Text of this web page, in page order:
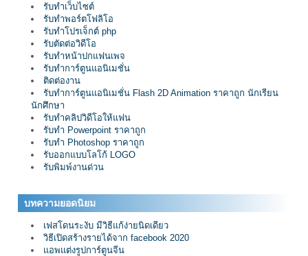
รับทำเว็บไซต์
รับทำพอร์ตโฟลิโอ
รับทำโปรเจ็กต์ php
รับตัดต่อวิดีโอ
รับทำหน้าปกแฟนเพจ
รับทำการ์ตูนแอนิเมชั่น
ติดต่องาน
รับทำการ์ตูนแอนิเมชั่น Flash 2D Animation ราคาถูก นักเรียน
นักศึกษา
รับทำคลิปวิดีโอให้แฟน
รับทำ Powerpoint ราคาถูก
รับทำ Photoshop ราคาถูก
รับออกแบบโลโก้ LOGO
รับพิมพ์งานด่วน
บทความยอดนิยม
เฟสโดนระงับ มีวิธีแก้ง่ายนิดเดียว
วิธีเปิดสร้างรายได้จาก facebook 2020
แอพแต่งรูปการ์ตูนจีน